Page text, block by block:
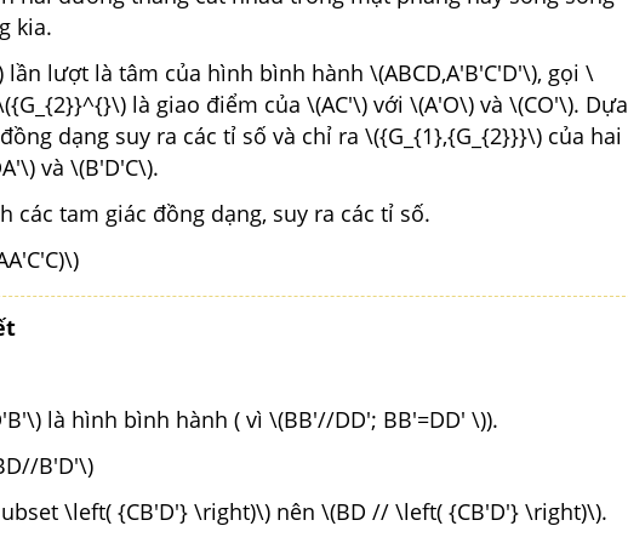
kia.
lần lượt là tâm của hình bình hành \(ABCD,A'B'C'D'\), gọi \
là giao điểm của \(AC'\) với \(A'O\) và \(CO'\). Dựa
dạng suy ra các tỉ số và chỉ ra \({G_{1},{G_{2}}}\) của hai
và \(B'D'C\).
các tam giác đồng dạng, suy ra các tỉ số.
là hình bình hành ( vì \(BB'//DD'; BB'=DD' \)).
B'D'\)
\left( {CB'D'} \right)\) nên \(BD // \left( {CB'D'} \right)\).